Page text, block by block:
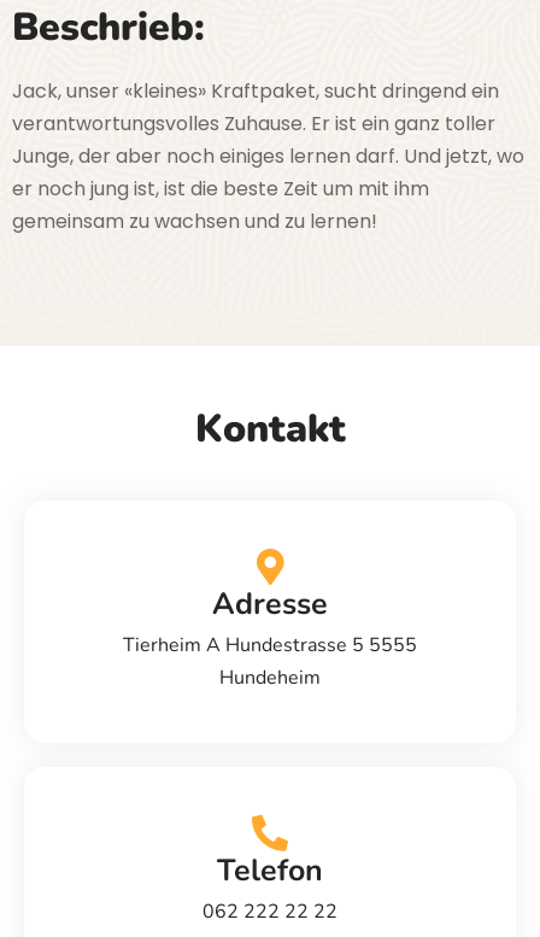
Beschrieb:
Jack, unser «kleines» Kraftpaket, sucht dringend ein
verantwortungsvolles Zuhause. Er ist ein ganz toller
Junge, der aber noch einiges lernen darf. Und jetzt, wo
er noch jung ist, ist die beste Zeit um mit ihm
gemeinsam zu wachsen und zu lernen!
Kontakt
Adresse
Tierheim A Hundestrasse 5 5555
Hundeheim
Telefon
062 222 22 22